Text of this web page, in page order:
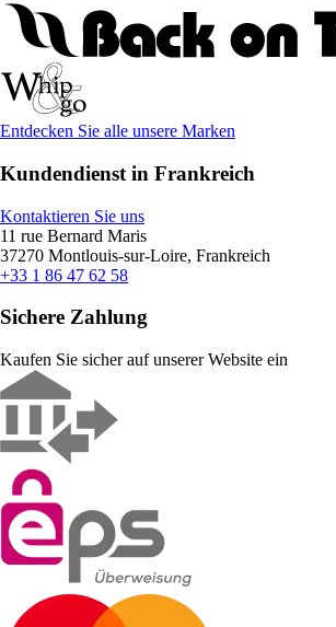
Entdecken Sie alle unsere Marken
Kundendienst in Frankreich
Kontaktieren Sie uns
11 rue Bernard Maris
37270 Montlouis-sur-Loire, Frankreich
+33 1 86 47 62 58
Sichere Zahlung
Kaufen Sie sicher auf unserer Website ein